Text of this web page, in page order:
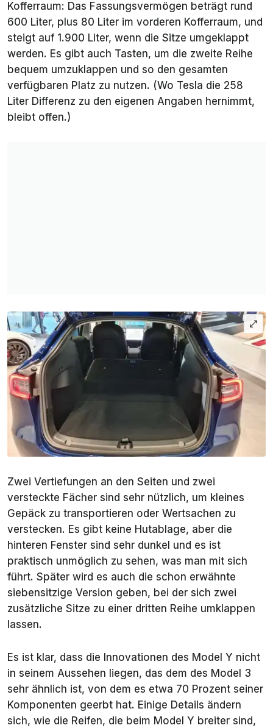
Kofferraum: Das Fassungsvermögen beträgt rund
600 Liter, plus 80 Liter im vorderen Kofferraum, und
steigt auf 1.900 Liter, wenn die Sitze umgeklappt
werden. Es gibt auch Tasten, um die zweite Reihe
bequem umzuklappen und so den gesamten
verfügbaren Platz zu nutzen. (Wo Tesla die 258
Liter Differenz zu den eigenen Angaben hernimmt,
bleibt offen.)
Zwei Vertiefungen an den Seiten und zwei
versteckte Fächer sind sehr nützlich, um kleines
Gepäck zu transportieren oder Wertsachen zu
verstecken. Es gibt keine Hutablage, aber die
hinteren Fenster sind sehr dunkel und es ist
praktisch unmöglich zu sehen, was man mit sich
führt. Später wird es auch die schon erwähnte
siebensitzige Version geben, bei der sich zwei
zusätzliche Sitze zu einer dritten Reihe umklappen
lassen.
Es ist klar, dass die Innovationen des Model Y nicht
in seinem Aussehen liegen, das dem des Model 3
sehr ähnlich ist, von dem es etwa 70 Prozent seiner
Komponenten geerbt hat. Einige Details ändern
sich, wie die Reifen, die beim Model Y breiter sind,